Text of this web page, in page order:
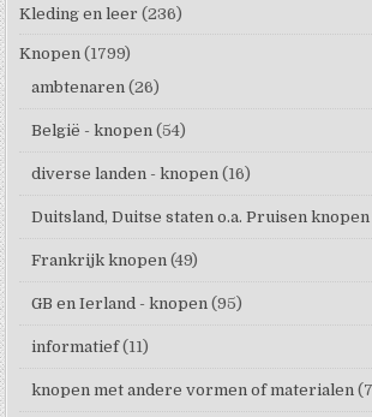
Kleding en leer (236)
Knopen (1799)
ambtenaren (26)
België - knopen (54)
diverse landen - knopen (16)
Duitsland, Duitse staten o.a. Pruisen knopen
Frankrijk knopen (49)
GB en Ierland - knopen (95)
informatief (11)
knopen met andere vormen of materialen